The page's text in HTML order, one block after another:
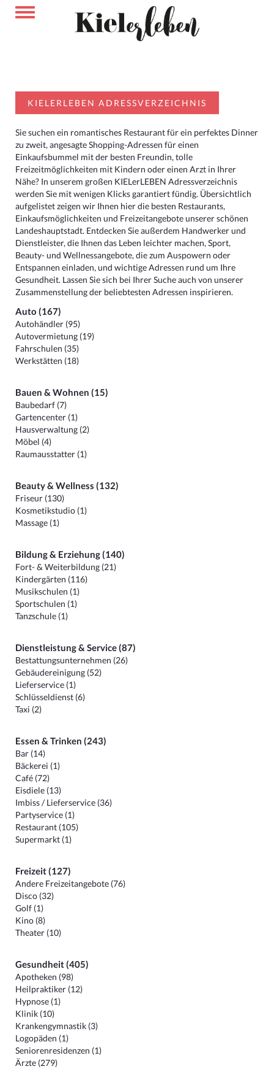
KIELERLEBEN ADRESSVERZEICHNIS
Sie suchen ein romantisches Restaurant für ein perfektes Dinner
zu zweit, angesagte Shopping-Adressen für einen
Einkaufsbummel mit der besten Freundin, tolle
Freizeitmöglichkeiten mit Kindern oder einen Arzt in Ihrer
Nähe? In unserem großen KIELerLEBEN Adressverzeichnis
werden Sie mit wenigen Klicks garantiert fündig. Übersichtlich
aufgelistet zeigen wir Ihnen hier die besten Restaurants,
Einkaufsmöglichkeiten und Freizeitangebote unserer schönen
Landeshauptstadt. Entdecken Sie außerdem Handwerker und
Dienstleister, die Ihnen das Leben leichter machen, Sport,
Beauty- und Wellnessangebote, die zum Auspowern oder
Entspannen einladen, und wichtige Adressen rund um Ihre
Gesundheit. Lassen Sie sich bei Ihrer Suche auch von unserer
Zusammenstellung der beliebtesten Adressen inspirieren.
Auto (167)
Autohändler (95)
Autovermietung (19)
Fahrschulen (35)
Werkstätten (18)
Bauen & Wohnen (15)
Baubedarf (7)
Gartencenter (1)
Hausverwaltung (2)
Möbel (4)
Raumausstatter (1)
Beauty & Wellness (132)
Friseur (130)
Kosmetikstudio (1)
Massage (1)
Bildung & Erziehung (140)
Fort- & Weiterbildung (21)
Kindergärten (116)
Musikschulen (1)
Sportschulen (1)
Tanzschule (1)
Dienstleistung & Service (87)
Bestattungsunternehmen (26)
Gebäudereinigung (52)
Lieferservice (1)
Schlüsseldienst (6)
Taxi (2)
Essen & Trinken (243)
Bar (14)
Bäckerei (1)
Café (72)
Eisdiele (13)
Imbiss / Lieferservice (36)
Partyservice (1)
Restaurant (105)
Supermarkt (1)
Freizeit (127)
Andere Freizeitangebote (76)
Disco (32)
Golf (1)
Kino (8)
Theater (10)
Gesundheit (405)
Apotheken (98)
Heilpraktiker (12)
Hypnose (1)
Klinik (10)
Krankengymnastik (3)
Logopäden (1)
Seniorenresidenzen (1)
Ärzte (279)